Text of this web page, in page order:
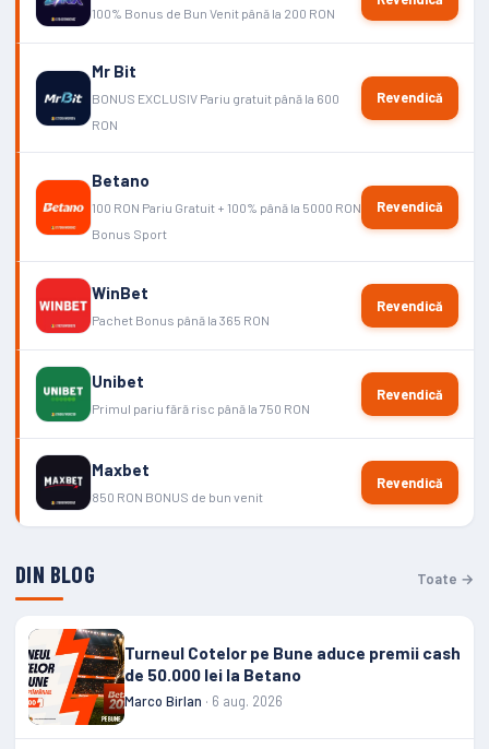
100% Bonus de Bun Venit până la 200 RON
Mr Bit
BONUS EXCLUSIV Pariu gratuit până la 600
RON
Revendică
Betano
100 RON Pariu Gratuit + 100% până la 5000 RON
Bonus Sport
Revendică
WinBet
Pachet Bonus până la 365 RON
Revendică
Unibet
Primul pariu fără risc până la 750 RON
Revendică
Maxbet
850 RON BONUS de bun venit
Revendică
DIN BLOG Toate →
Turneul Cotelor pe Bune aduce premii cash
de 50.000 lei la Betano
Marco Birlan · 6 aug. 2026